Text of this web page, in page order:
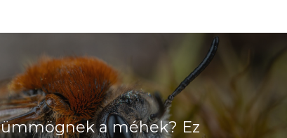
a méhek? Ez